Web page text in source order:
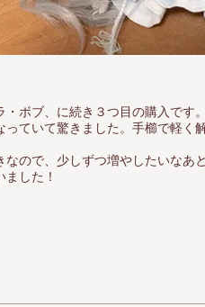
・ボブ、に続き３つ目の購入です
っていて驚きました。手櫛で軽く
なので、少しずつ増やしたいなあ
した！